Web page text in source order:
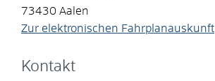
73430 Aalen
Zur elektronischen Fahrplanauskunft
Kontakt